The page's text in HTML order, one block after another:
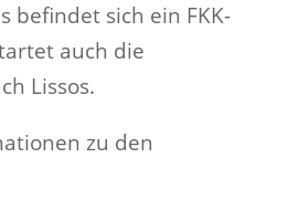
befindet sich ein FKK-
auch die
Lissos.
zu den